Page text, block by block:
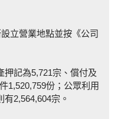
立營業地點並按《公司
押記為5,721宗、償付及
1,520,759份；公眾利用
2,564,604宗。